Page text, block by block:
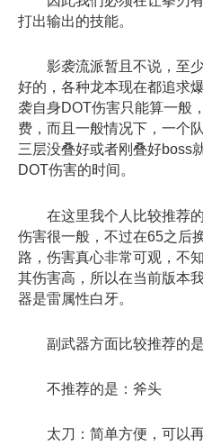
打出输出的技能。
影袭流派暂且不说，至少
好的，各种龙本现在都追求
袭自身DOT伤害只能算一般
费，而且一般情况下，一个
三层没叠好或者刚叠好boss
DOT伤害的时间。
在这里我个人比较推荐的
伤害很一般，不过在65之后
路，伤害真心非常可观，不
其伤害高，所以在当前版本
器是雷属性白牙。
副武器方面比较推荐的是
不推荐的是：斧头
太刀：简单方便，可以再